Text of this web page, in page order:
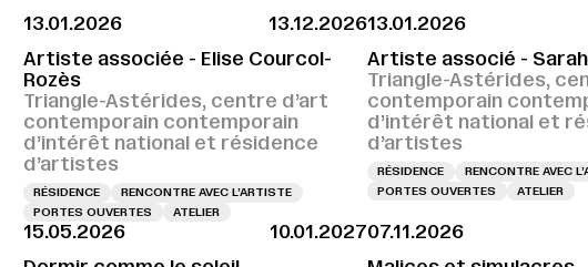
13.01.2026
13.12.2026
Artiste associée - Elise Courcol-
Rozès
Triangle-Astérides, centre d’art
contemporain contemporain
d’intérêt national et résidence
d’artistes
RÉSIDENCE
RENCONTRE AVEC L’ARTISTE
PORTES OUVERTES
ATELIER
13.01.2026
Artiste associé -
Triangle-Astérides,
contemporain
d’intérêt national et
d’artistes
RÉSIDENCE
RENCONTRE AVEC
PORTES OUVERTES
ATELIER
15.05.2026
10.01.202707.11.2026